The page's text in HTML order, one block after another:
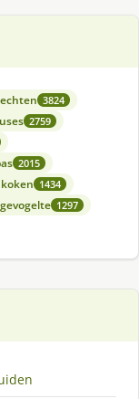
3824
2759
2015
1434
1297